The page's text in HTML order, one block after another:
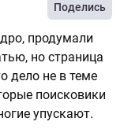
Поделись
продумали
но страница
дело не в теме
поисковики
упускают.